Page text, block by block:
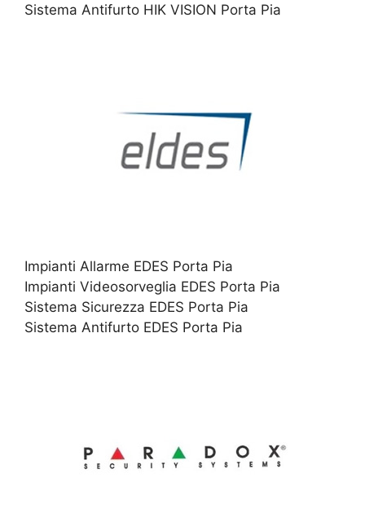
Sistema Antifurto HIK VISION Porta Pia
Impianti Allarme EDES Porta Pia
Impianti Videosorveglia EDES Porta Pia
Sistema Sicurezza EDES Porta Pia
Sistema Antifurto EDES Porta Pia